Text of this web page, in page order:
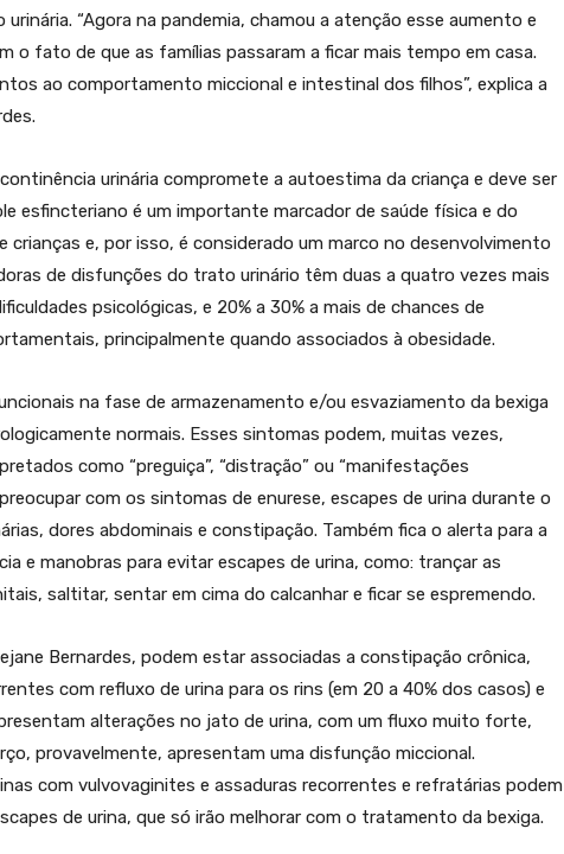
“Agora na pandemia, chamou a atenção esse aumento e
o fato de que as famílias passaram a ficar mais tempo em casa.
ao comportamento miccional e intestinal dos filhos”, explica a
urinária compromete a autoestima da criança e deve ser
esfincteriano é um importante marcador de saúde física e do
crianças e, por isso, é considerado um marco no desenvolvimento
de disfunções do trato urinário têm duas a quatro vezes mais
psicológicas, e 20% a 30% a mais de chances de
principalmente quando associados à obesidade.
na fase de armazenamento e/ou esvaziamento da bexiga
normais. Esses sintomas podem, muitas vezes,
como “preguiça”, “distração” ou “manifestações
com os sintomas de enurese, escapes de urina durante o
dores abdominais e constipação. Também fica o alerta para a
e manobras para evitar escapes de urina, como: trançar as
saltitar, sentar em cima do calcanhar e ficar se espremendo.
Bernardes, podem estar associadas a constipação crônica,
com refluxo de urina para os rins (em 20 a 40% dos casos) e
alterações no jato de urina, com um fluxo muito forte,
provavelmente, apresentam uma disfunção miccional.
com vulvovaginites e assaduras recorrentes e refratárias podem
de urina, que só irão melhorar com o tratamento da bexiga.